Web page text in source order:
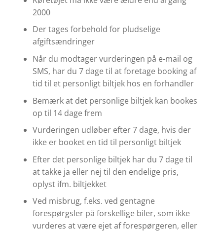
2000
Der tages forbehold for pludselige
afgiftsændringer
Når du modtager vurderingen på e-mail og
SMS, har du 7 dage til at foretage booking af
tid til et personligt biltjek hos en forhandler
Bemærk at det personlige biltjek kan bookes
op til 14 dage frem
Vurderingen udløber efter 7 dage, hvis der
ikke er booket en tid til personligt biltjek
Efter det personlige biltjek har du 7 dage til
at takke ja eller nej til den endelige pris,
oplyst ifm. biltjekket
Ved misbrug, f.eks. ved gentagne
forespørgsler på forskellige biler, som ikke
vurderes at være ejet af forespørgeren, eller